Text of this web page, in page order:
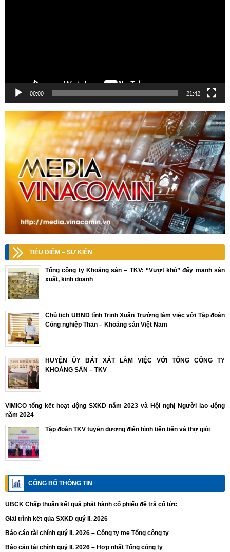
00:00 21:42
TIÊU ĐIỂM – SỰ KIỆN
Tổng công ty Khoáng sản – TKV: “Vượt khó” đẩy mạnh sản
xuất, kinh doanh
Chủ tịch UBND tỉnh Trịnh Xuân Trường làm việc với Tập đoàn
Công nghiệp Than – Khoáng sản Việt Nam
HUYỆN ỦY BÁT XÁT LÀM VIỆC VỚI TỔNG CÔNG TY
KHOÁNG SẢN – TKV
VIMICO tổng kết hoạt động SXKD năm 2023 và Hội nghị Người lao động
năm 2024
Tập đoàn TKV tuyên dương điển hình tiên tiến và thợ giỏi
CÔNG BỐ THÔNG TIN
UBCK Chấp thuận kết quả phát hành cổ phiếu để trả cổ tức
Giải trình kết qủa SXKD quý II. 2026
Báo cáo tài chính quý II. 2026 – Công ty mẹ Tổng công ty
Báo cáo tài chính quý II. 2026 – Hợp nhất Tổng công ty